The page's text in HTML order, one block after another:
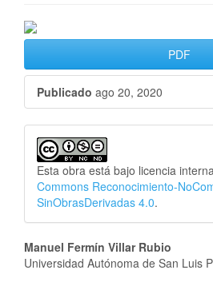
PDF
Publicado ago 20, 2020
Esta obra está bajo licencia
Commons Reconocimiento-
SinObrasDerivadas 4.0.
Manuel Fermín Villar Rubio
Universidad Autónoma de San Luis